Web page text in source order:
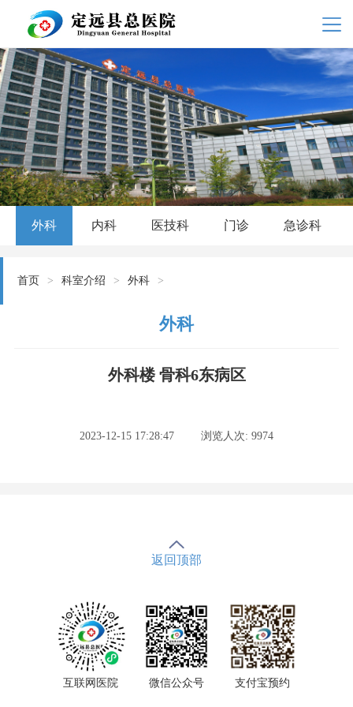
外科 内科 医技科 门诊 急诊科
首页 > 科室介绍 > 外科 >
外科
外科楼 骨科6东病区
2023-12-15 17:28:47 浏览人次: 9974
返回顶部
互联网医院 微信公众号 支付宝预约